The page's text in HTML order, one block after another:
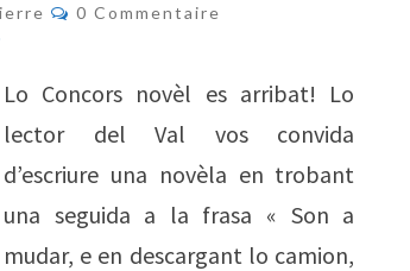
Commentaires
0 Commentaire
Lo Concors novèl es arribat! Lo
lector del Val vos convida
d’escriure una novèla en trobant
una seguida a la frasa « Son a
mudar, e en descargant lo camion,